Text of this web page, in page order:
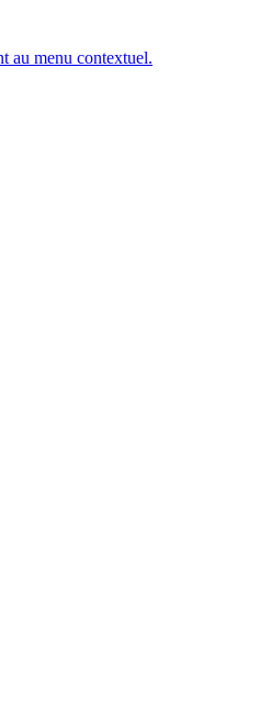
au menu contextuel.